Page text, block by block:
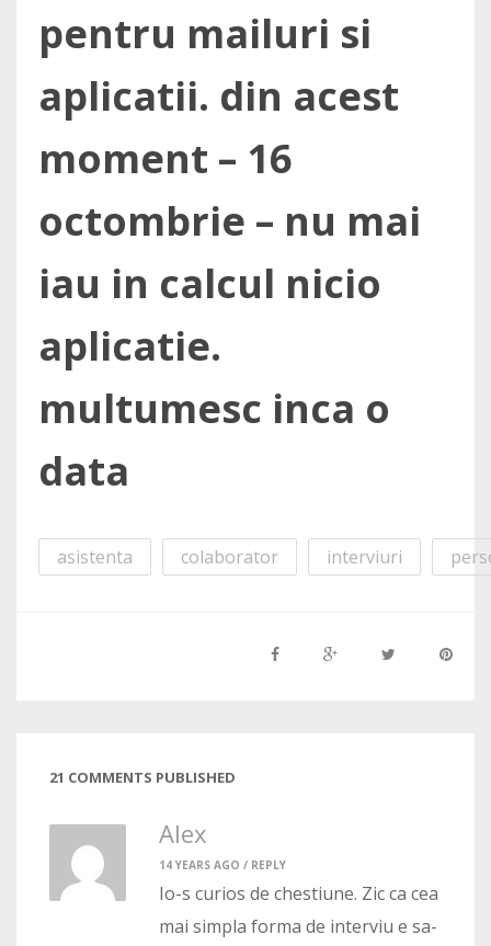
pentru mailuri si
aplicatii. din acest
moment – 16
octombrie – nu mai
iau in calcul nicio
aplicatie.
multumesc inca o
data
asistenta colaborator interviuri
21 COMMENTS PUBLISHED
Alex
14 YEARS AGO / REPLY
Io-s curios de chestiune. Zic ca cea
mai simpla forma de interviu e sa-